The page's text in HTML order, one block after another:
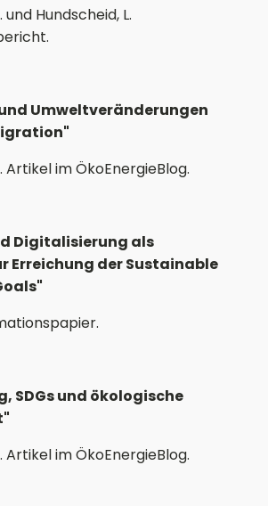
und Hundscheid, L.
Umweltveränderungen
Artikel im ÖkoEnergieBlog.
Digitalisierung als
Erreichung der Sustainable
SDGs und ökologische
Artikel im ÖkoEnergieBlog.